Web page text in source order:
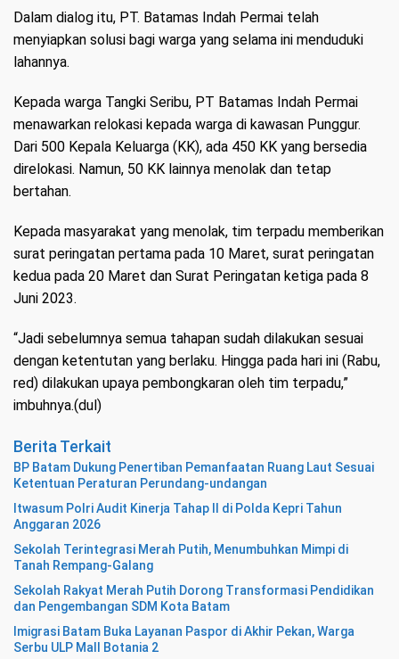
Dalam dialog itu, PT. Batamas Indah Permai telah
menyiapkan solusi bagi warga yang selama ini menduduki
lahannya.
Kepada warga Tangki Seribu, PT Batamas Indah Permai
menawarkan relokasi kepada warga di kawasan Punggur.
Dari 500 Kepala Keluarga (KK), ada 450 KK yang bersedia
direlokasi. Namun, 50 KK lainnya menolak dan tetap
bertahan.
Kepada masyarakat yang menolak, tim terpadu memberikan
surat peringatan pertama pada 10 Maret, surat peringatan
kedua pada 20 Maret dan Surat Peringatan ketiga pada 8
Juni 2023.
“Jadi sebelumnya semua tahapan sudah dilakukan sesuai
dengan ketentutan yang berlaku. Hingga pada hari ini (Rabu,
red) dilakukan upaya pembongkaran oleh tim terpadu,”
imbuhnya.(dul)
Berita Terkait
BP Batam Dukung Penertiban Pemanfaatan Ruang Laut Sesuai
Ketentuan Peraturan Perundang-undangan
Itwasum Polri Audit Kinerja Tahap II di Polda Kepri Tahun
Anggaran 2026
Sekolah Terintegrasi Merah Putih, Menumbuhkan Mimpi di
Tanah Rempang-Galang
Sekolah Rakyat Merah Putih Dorong Transformasi Pendidikan
dan Pengembangan SDM Kota Batam
Imigrasi Batam Buka Layanan Paspor di Akhir Pekan, Warga
Serbu ULP Mall Botania 2